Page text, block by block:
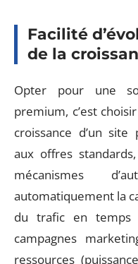
Facilité
de la
Opter pour une
premium, c’est
croissance d’un site
aux offres
mécanismes
automatiquement la
du trafic en temps
campagnes
ressources